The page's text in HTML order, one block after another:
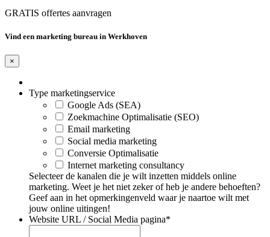
GRATIS offertes aanvragen
Vind een marketing bureau in Werkhoven
×
Type marketingservice
Google Ads (SEA)
Zoekmachine Optimalisatie (SEO)
Email marketing
Social media marketing
Conversie Optimalisatie
Internet marketing consultancy
Selecteer de kanalen die je wilt inzetten middels online
marketing. Weet je het niet zeker of heb je andere behoeften?
Geef aan in het opmerkingenveld waar je naartoe wilt met
jouw online uitingen!
Website URL / Social Media pagina*